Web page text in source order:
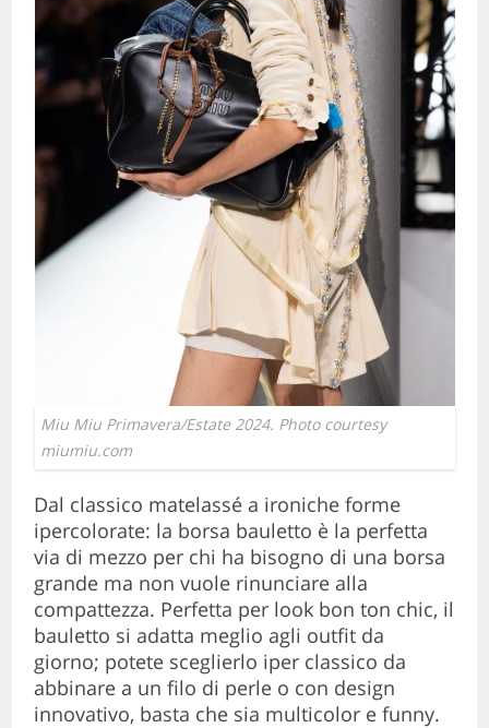
Miu Miu Primavera/Estate 2024. Photo courtesy
miumiu.com
Dal classico matelassé a ironiche forme
ipercolorate: la borsa bauletto è la perfetta
via di mezzo per chi ha bisogno di una borsa
grande ma non vuole rinunciare alla
compattezza. Perfetta per look bon ton chic, il
bauletto si adatta meglio agli outfit da
giorno; potete sceglierlo iper classico da
abbinare a un filo di perle o con design
innovativo, basta che sia multicolor e funny.